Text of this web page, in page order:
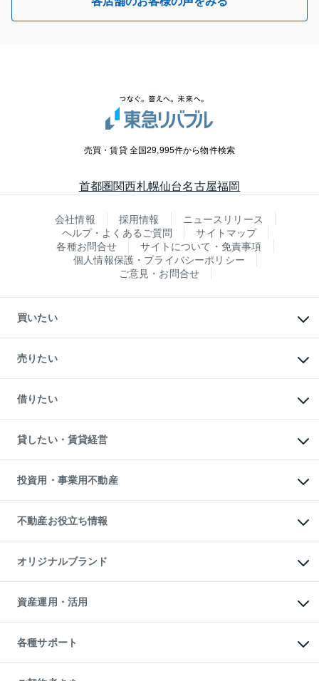
売買・賃貸 全国29,995件から物件検索
首都圏関西札幌仙台名古屋福岡
会社情報 採用情報
ニュースリリース
ヘルプ・よくあるご質問
サイトマップ
各種お問合せ
サイトについて・免責事項
個人情報保護・プライバシーポリシー
ご意見・お問合せ
買いたい
新築・分譲マンションの購入
中古マンションの購入
一戸建ての購入
中古一戸建ての購入
不動産購入の流れ
注目キーワード物件特集
購入ガイド
English 繁体中文簡体中文
売りたい
一戸建ての売却・査定
土地の売却・査定
スピードAI査定
不動産査定について
不動産売却の流れ
不動産買換えの流れ
売却ガイド
借りたい
オフィス・店舗の賃貸
借りるときの流れ
借りるガイド
貸したい・賃貸経営
マンション賃料データ
賃貸管理プラン
リロケーションについて
貸すガイド
投資用・事業用不動産
事業用不動産
マンション投資
投資用マンション
アパート経営
収益物件
ビル購入（ビル一棟）
投資用不動産の売却査定
事業用不動産の売却査定
不動産お役立ち情報
マンションライブラリー
人気マンションランキング
暮らしに役立つ不動産メディア
不動産相場・不動産価格情報
不動産コラム・ニュース
不動産用語集
不動産なんでもネット相談室
住まいの税金
オリジナルブランド
一棟リノベーションマンション
L`GENTE（ルジェンテ）
区分リノベーションマンション
投資用一棟レジデンスWELL
不動産小口投資
LEGACIA（レガシア）
資産運用・活用
不動産M&A
アセットマネジメント・出資
各種サポート